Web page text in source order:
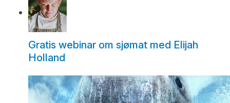
Gratis webinar om sjømat med Elijah
Holland